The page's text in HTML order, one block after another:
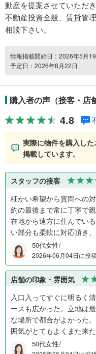
動産を提案させていただき
不動産投資全般、賃貸管
相談下さい。
情報掲載開始日：2026年5月
予定日：2026年8月22日
購入者の声（接客・店
4.8
実際に物件を購入し
掲載しています。
スタッフの接客
細かい希望から質問への
約の最後まで常に丁寧で
在地から遠方に住んでい
い部分も柔軟に対応頂き
50代女性/
2026年06月04日に投
店舗の印象・雰囲気
入口入ってすぐに明るく
ースも広かった。立地は
な場所で都合がよかった
囲気がとてもよくまた来た
50代女性/